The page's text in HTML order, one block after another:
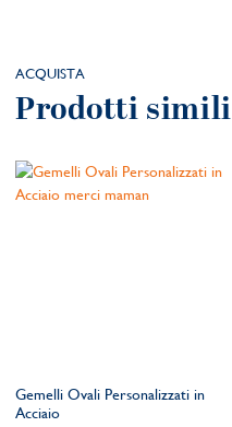
ACQUISTA
Prodotti simili
Gemelli Ovali Personalizzati in
Acciaio